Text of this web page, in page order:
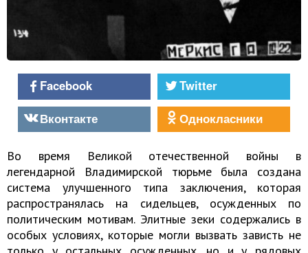
Facebook
Twitter
Вконтакте
Однокласники
Во время Великой отечественной войны в
легендарной Владимирской тюрьме была создана
система улучшенного типа заключения, которая
распространялась на сидельцев, осужденных по
политическим мотивам. Элитные зеки содержались в
особых условиях, которые могли вызвать зависть не